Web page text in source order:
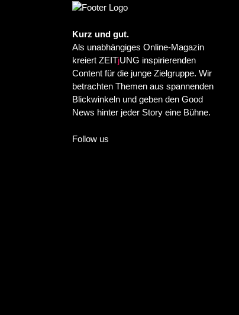
Kurz und gut.
Als unabhängiges Online-Magazin
kreiert ZEITjUNG inspirierenden
Content für die junge Zielgruppe. Wir
betrachten Themen aus spannenden
Blickwinkeln und geben den Good
News hinter jeder Story eine Bühne.
Follow us